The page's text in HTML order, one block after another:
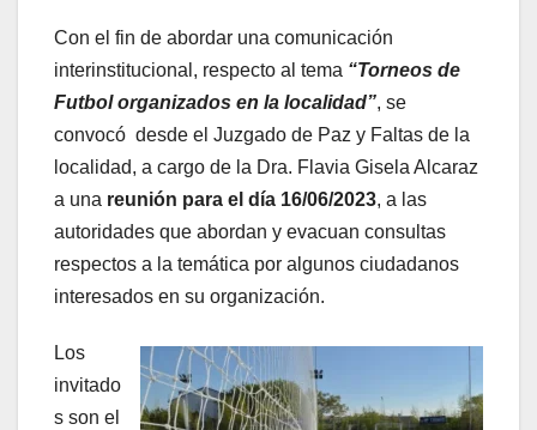
Con el fin de abordar una comunicación
interinstitucional, respecto al tema “Torneos de
Futbol organizados en la localidad”, se
convocó desde el Juzgado de Paz y Faltas de la
localidad, a cargo de la Dra. Flavia Gisela Alcaraz
a una reunión para el día 16/06/2023, a las
autoridades que abordan y evacuan consultas
respectos a la temática por algunos ciudadanos
interesados en su organización.
Los
invitado
s son el